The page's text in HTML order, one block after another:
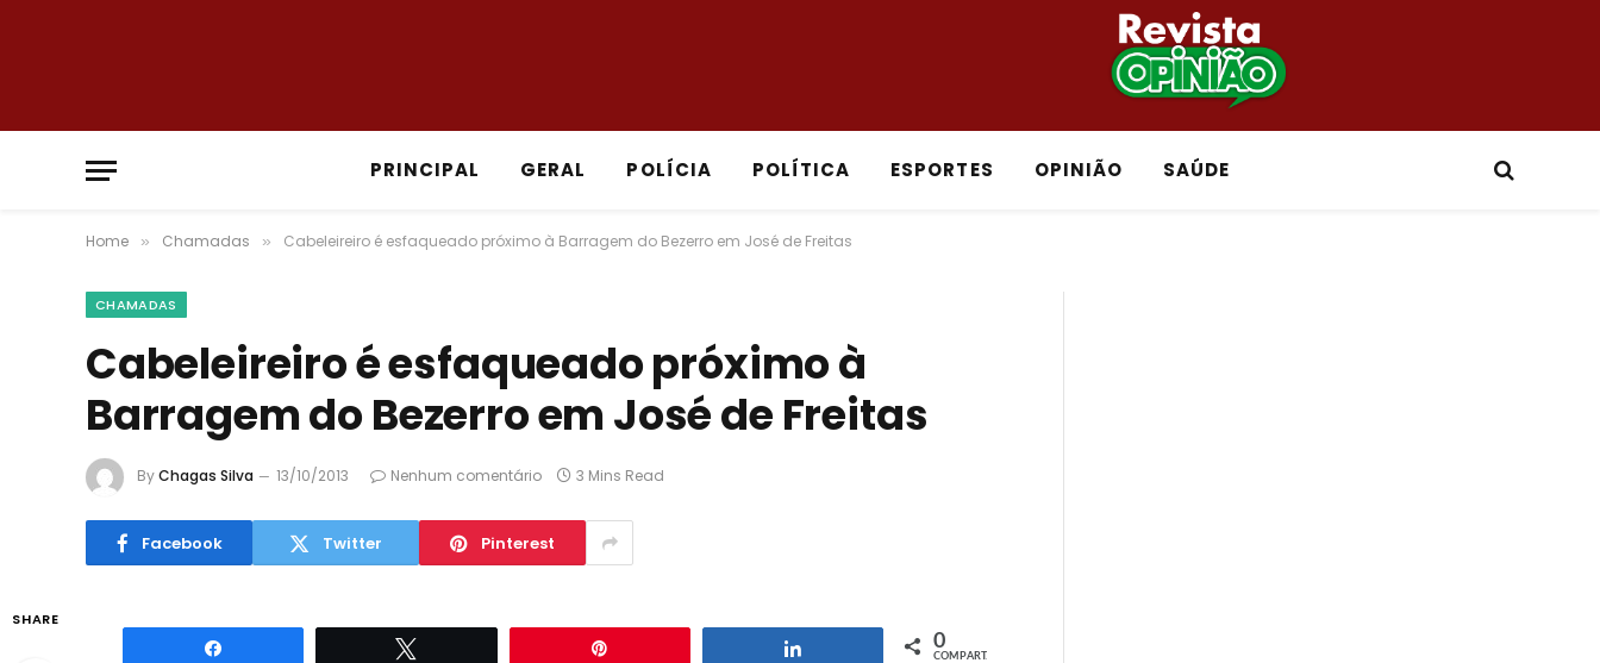
PRINCIPAL GERAL POLÍCIA POLÍTICA ESPORTES OPINIÃO SAÚDE
Home » Chamadas » Cabeleireiro é esfaqueado próximo à Barragem do Bezerro em José de Freitas
CHAMADAS
Cabeleireiro é esfaqueado próximo à
Barragem do Bezerro em José de Freitas
ByChagas Silva 13/10/2013 Nenhum comentário 3 Mins Read
Facebook Twitter Pinterest
SHARE
Compartilhar 0
COMPART.